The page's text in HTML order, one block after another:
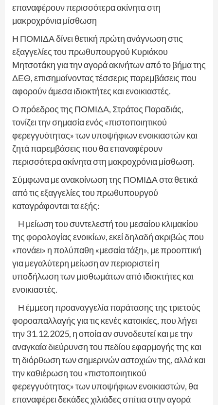
επαναφέρουν περισσότερα ακίνητα στη
μακροχρόνια μίσθωση
Η ΠΟΜΙΔΑ δίνει θετική πρώτη ανάγνωση στις
εξαγγελίες του πρωθυπουργού Κυριάκου
Μητσοτάκη για την αγορά ακινήτων από το βήμα της
ΔΕΘ, επισημαίνοντας τέσσερις παρεμβάσεις που
αφορούν άμεσα ιδιοκτήτες και ενοικιαστές.
Ο πρόεδρος της ΠΟΜΙΔΑ, Στράτος Παραδιάς,
τονίζει την σημασία ενός «πιστοποιητικού
φερεγγυότητας» των υποψήφιων ενοικιαστών και
ζητά παρεμβάσεις που θα επαναφέρουν
περισσότερα ακίνητα στη μακροχρόνια μίσθωση.
Σύμφωνα με ανακοίνωση της ΠΟΜΙΔΑ στα θετικά
από τις εξαγγελίες του πρωθυπουργού
καταγράφονται τα εξής:
Η μείωση του συντελεστή του μεσαίου κλιμακίου
της φορολογίας ενοικίων, εκεί δηλαδή ακριβώς που
«πονάει» η πολύπαθη «μεσαία τάξη», με προοπτική
για μεγαλύτερη μείωση αν περιοριστεί η
υποδήλωση των μισθωμάτων από ιδιοκτήτες και
ενοικιαστές.
Η έμμεση προαναγγελία παράτασης της τριετούς
φοροαπαλλαγής για τις κενές κατοικίες, που λήγει
την 31.12.2025, η οποία αν συνοδευτεί και με την
αναγκαία διεύρυνση του πεδίου εφαρμογής της και
τη διόρθωση των σημερινών αστοχιών της, αλλά και
την καθιέρωση του «πιστοποιητικού
φερεγγυότητας» των υποψήφιων ενοικιαστών, θα
επαναφέρει δεκάδες χιλιάδες σπίτια στην αγορά